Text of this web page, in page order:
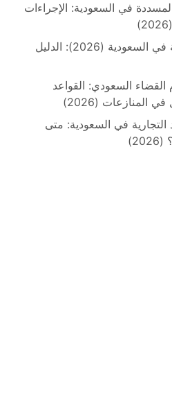
في السعودية: الإجراءات
إجراءات رفع دعوى تجارية في السعودية (2026): الدليل
القضاء السعودي: القواعد
المنازعات (2026)
في السعودية: متى